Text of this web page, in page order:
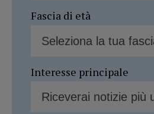
Fascia di età
Interesse principale